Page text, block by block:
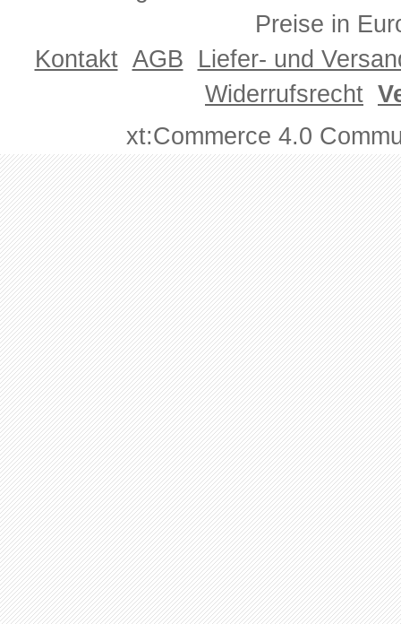
Preise in
Kontakt AGB
Liefer- und
Widerrufsrecht
xt:Commerce 4.0